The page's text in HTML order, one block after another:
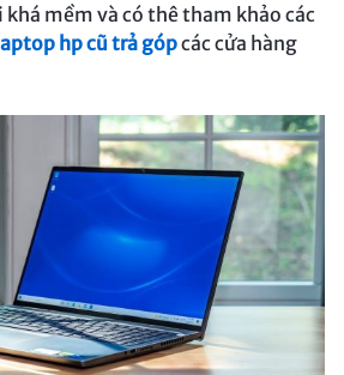
mềm và có thê tham khảo các
hp cũ trả gópcác cửa hàng